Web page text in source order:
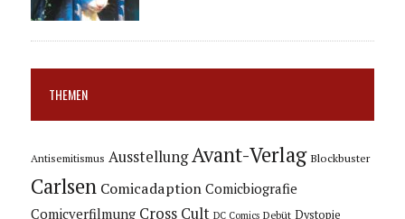
THEMEN
Antisemitismus Ausstellung Avant-Verlag Blockbuster
Carlsen Comicadaption Comicbiografie
Comicverfilmung Cross Cult DC Comics Debüt Dystopie